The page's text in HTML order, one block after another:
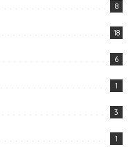
8
18
6
1
3
1